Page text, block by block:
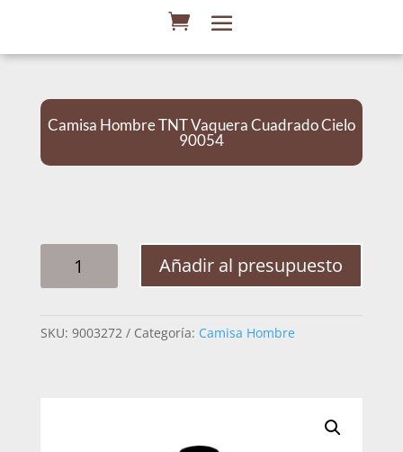
Camisa Hombre TNT Vaquera Cuadrado Cielo
90054
HOMBRE
CUADRADO
Añadir al presupuesto
SKU: 9003272 Categoría: Camisa Hombre